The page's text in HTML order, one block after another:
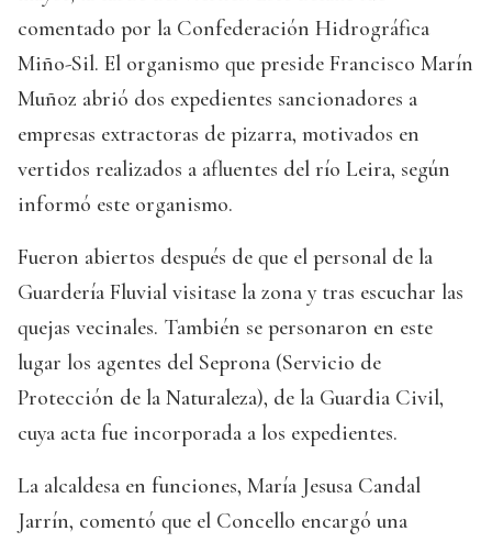
comentado por la Confederación Hidrográfica
Miño-Sil. El organismo que preside Francisco Marín
Muñoz abrió dos expedientes sancionadores a
empresas extractoras de pizarra, motivados en
vertidos realizados a afluentes del río Leira, según
informó este organismo.
Fueron abiertos después de que el personal de la
Guardería Fluvial visitase la zona y tras escuchar las
quejas vecinales. También se personaron en este
lugar los agentes del Seprona (Servicio de
Protección de la Naturaleza), de la Guardia Civil,
cuya acta fue incorporada a los expedientes.
La alcaldesa en funciones, María Jesusa Candal
Jarrín, comentó que el Concello encargó una